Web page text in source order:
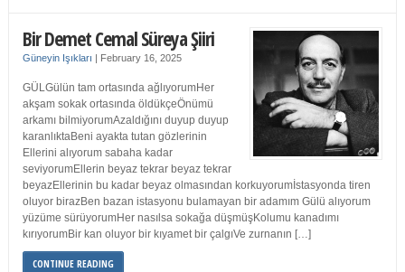
Bir Demet Cemal Süreya Şiiri
Güneyin Işıkları | February 16, 2025
GÜLGülün tam ortasında ağlıyorumHer
akşam sokak ortasında öldükçeÖnümü
arkamı bilmiyorumAzaldığını duyup duyup
karanlıktaBeni ayakta tutan gözlerinin
Ellerini alıyorum sabaha kadar
seviyorumEllerin beyaz tekrar beyaz tekrar
beyazEllerinin bu kadar beyaz olmasından korkuyorumİstasyonda tiren
oluyor birazBen bazan istasyonu bulamayan bir adamım Gülü alıyorum
yüzüme sürüyorumHer nasılsa sokağa düşmüşKolumu kanadımı
kırıyorumBir kan oluyor bir kıyamet bir çalgıVe zurnanın […]
CONTINUE READING